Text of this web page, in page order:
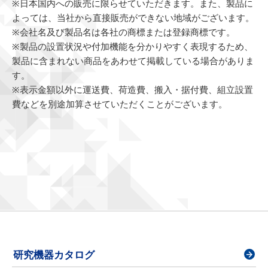
※日本国内への販売に限らせていただきます。また、製品に
よっては、当社から直接販売ができない地域がございます。
※会社名及び製品名は各社の商標または登録商標です。
※製品の設置状況や付加機能を分かりやすく表現するため、
製品に含まれない商品をあわせて掲載している場合がありま
す。
※表示金額以外に運送費、荷造費、搬入・据付費、組立設置
費などを別途加算させていただくことがございます。
研究機器カタログ